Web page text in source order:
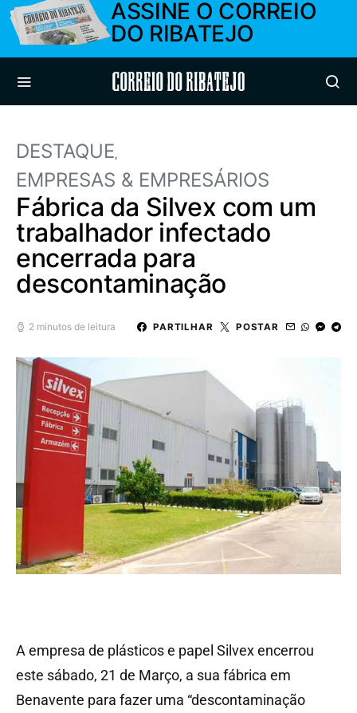
ASSINE O CORREIO
DO RIBATEJO
Correio do Ribatejo
DESTAQUE
EMPRESAS & EMPRESÁRIOS
Fábrica da Silvex com um
trabalhador infectado
encerrada para
descontaminação
2 minutos de leitura PARTILHAR POSTAR
A empresa de plásticos e papel Silvex encerrou
este sábado, 21 de Março, a sua fábrica em
Benavente para fazer uma “descontaminação